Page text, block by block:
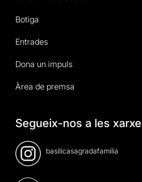
Botiga
Entrades
Dona un impuls
Àrea de premsa
Segueix-nos a les
basilicasagradafamilia